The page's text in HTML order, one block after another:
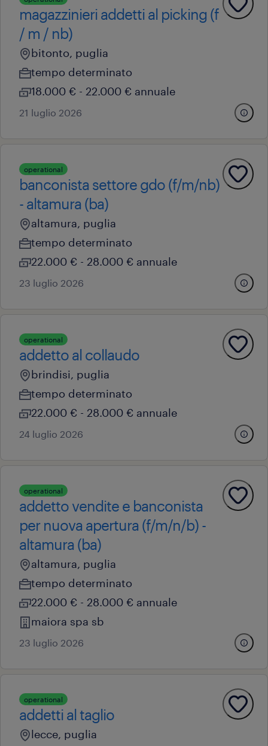
magazzinieri addetti al picking (f
/ m / nb)
bitonto, puglia
tempo determinato
18.000 € - 22.000 € annuale
21 luglio 2026
operational
banconista settore gdo (f/m/nb)
- altamura (ba)
altamura, puglia
tempo determinato
22.000 € - 28.000 € annuale
23 luglio 2026
operational
addetto al collaudo
brindisi, puglia
tempo determinato
22.000 € - 28.000 € annuale
24 luglio 2026
operational
addetto vendite e banconista
per nuova apertura (f/m/n/b) -
altamura (ba)
altamura, puglia
tempo determinato
22.000 € - 28.000 € annuale
maiora spa sb
23 luglio 2026
operational
addetti al taglio
lecce, puglia